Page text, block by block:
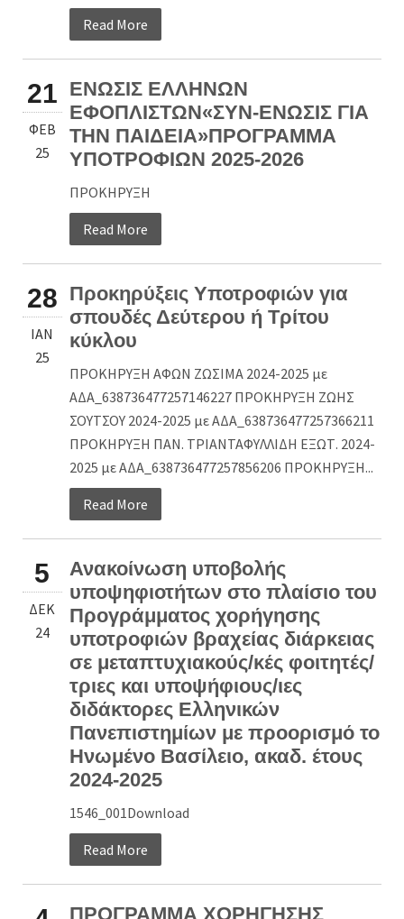
Read More
21
ΦΕΒ
25
ΕΝΩΣΙΣ ΕΛΛΗΝΩΝ
ΕΦΟΠΛΙΣΤΩΝ«ΣΥΝ-ΕΝΩΣΙΣ ΓΙΑ
ΤΗΝ ΠΑΙΔΕΙΑ»ΠΡΟΓΡΑΜΜΑ
ΥΠΟΤΡΟΦΙΩΝ 2025-2026
ΠΡΟΚΗΡΥΞΗ
Read More
28
ΙΑΝ
25
Προκηρύξεις Υποτροφιών για
σπουδές Δεύτερου ή Τρίτου
κύκλου
ΠΡΟΚΗΡΥΞΗ ΑΦΩΝ ΖΩΣΙΜΑ 2024-2025 με
ΑΔΑ_638736477257146227 ΠΡΟΚΗΡΥΞΗ ΖΩΗΣ
ΣΟΥΤΣΟΥ 2024-2025 με ΑΔΑ_638736477257366211
ΠΡΟΚΗΡΥΞΗ ΠΑΝ. ΤΡΙΑΝΤΑΦΥΛΛΙΔΗ ΕΞΩΤ. 2024-
2025 με ΑΔΑ_638736477257856206 ΠΡΟΚΗΡΥΞΗ...
Read More
5
ΔΕΚ
24
Ανακοίνωση υποβολής
υποψηφιοτήτων στο πλαίσιο του
Προγράμματος χορήγησης
υποτροφιών βραχείας διάρκειας
σε μεταπτυχιακούς/κές φοιτητές/
τριες και υποψήφιους/ιες
διδάκτορες Ελληνικών
Πανεπιστημίων με προορισμό το
Ηνωμένο Βασίλειο, ακαδ. έτους
2024-2025
1546_001Download
Read More
ΠΡΟΓΡΑΜΜΑ ΧΟΡΗΓΗΣΗΣ